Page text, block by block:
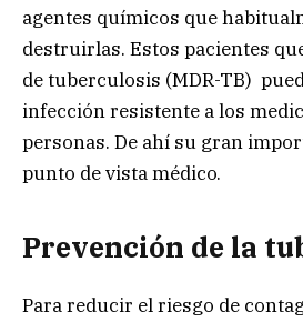
agentes químicos que
destruirlas. Estos pacientes
de tuberculosis (MDR-TB)
infección resistente a los
personas. De ahí su gran
punto de vista médico.
Prevención de la
Para reducir el riesgo de